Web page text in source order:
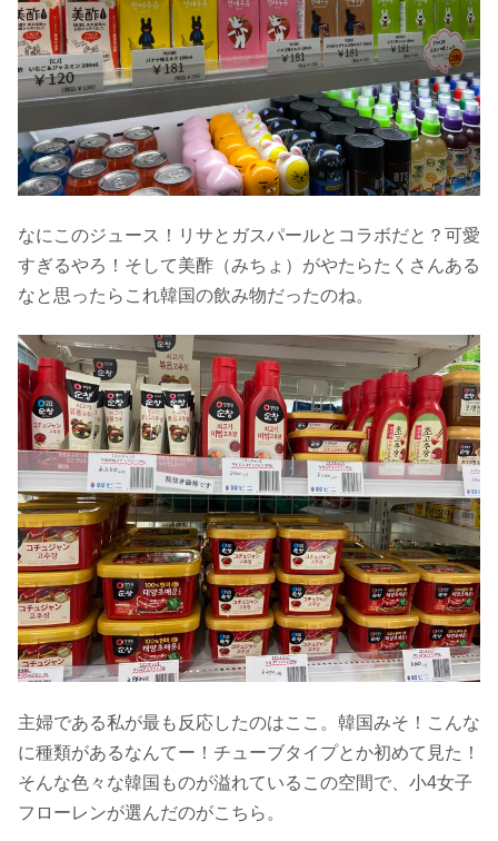
なにこのジュース！リサとガスパールとコラボだと？可愛
すぎるやろ！そして美酢（みちょ）がやたらたくさんある
なと思ったらこれ韓国の飲み物だったのね。
主婦である私が最も反応したのはここ。韓国みそ！こんな
に種類があるなんてー！チューブタイプとか初めて見た！
そんな色々な韓国ものが溢れているこの空間で、小4女子
フローレンが選んだのがこちら。